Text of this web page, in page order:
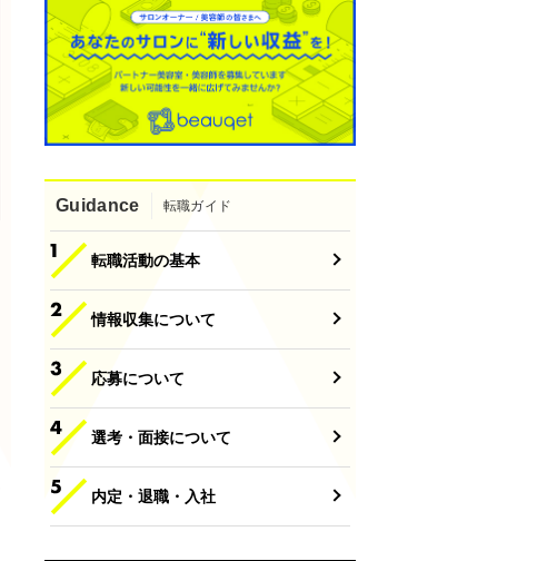
Guidance 転職ガイド
転職活動の基本
情報収集について
応募について
選考・面接について
内定・退職・入社